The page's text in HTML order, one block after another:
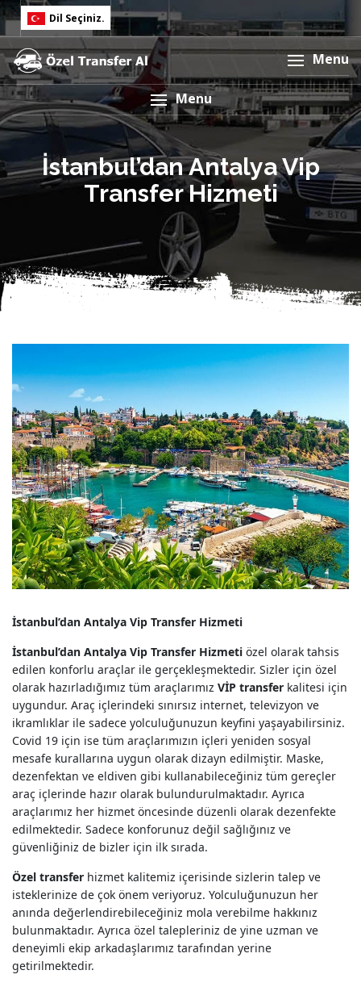
Dil Seçiniz.
English
Türkçe
Menu
Menu
İstanbul’dan Antalya Vip
Transfer Hizmeti
İstanbul’dan Antalya Vip Transfer Hizmeti
İstanbul’dan Antalya Vip Transfer Hizmeti özel olarak tahsis
edilen konforlu araçlar ile gerçekleşmektedir. Sizler için özel
olarak hazırladığımız tüm araçlarımız VİP transfer kalitesi için
uygundur. Araç içlerindeki sınırsız internet, televizyon ve
ikramlıklar ile sadece yolculuğunuzun keyfini yaşayabilirsiniz.
Covid 19 için ise tüm araçlarımızın içleri yeniden sosyal
mesafe kurallarına uygun olarak dizayn edilmiştir. Maske,
dezenfektan ve eldiven gibi kullanabileceğiniz tüm gereçler
araç içlerinde hazır olarak bulundurulmaktadır. Ayrıca
araçlarımız her hizmet öncesinde düzenli olarak dezenfekte
edilmektedir. Sadece konforunuz değil sağlığınız ve
güvenliğiniz de bizler için ilk sırada.
Özel transfer hizmet kalitemiz içerisinde sizlerin talep ve
isteklerinize de çok önem veriyoruz. Yolculuğunuzun her
anında değerlendirebileceğiniz mola verebilme hakkınız
bulunmaktadır. Ayrıca özel talepleriniz de yine uzman ve
deneyimli ekip arkadaşlarımız tarafından yerine
getirilmektedir.